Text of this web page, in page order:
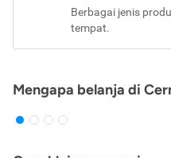
Berbagai jenis
tempat.
Mengapa belanja di